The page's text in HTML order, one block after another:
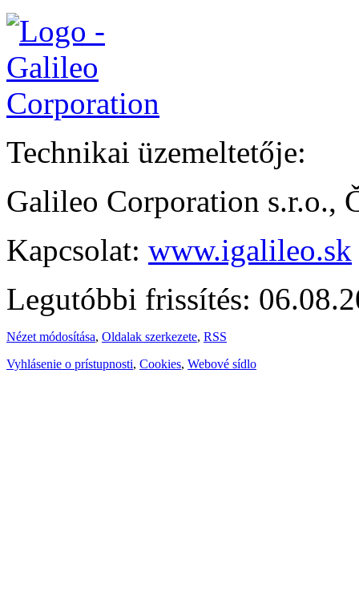
Technikai üzemeltetője:
Galileo Corporation s.r.o.,
Kapcsolat: www.igalileo.sk
Legutóbbi frissítés:
Nézet módosítása, Oldalak szerkezete, RSS
Vyhlásenie o prístupnosti, Cookies, Webové sídlo